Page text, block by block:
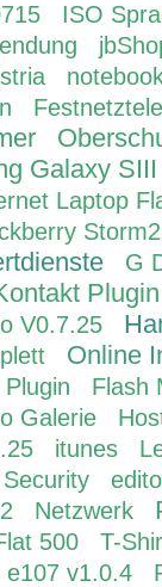
ISO
Galaxy SIII
Laptop
Storm2
G
Plugin
V0.7.25
Online
Flash
Galerie
itunes
Security
Netzwerk
500
T-
e107 v1.0.4